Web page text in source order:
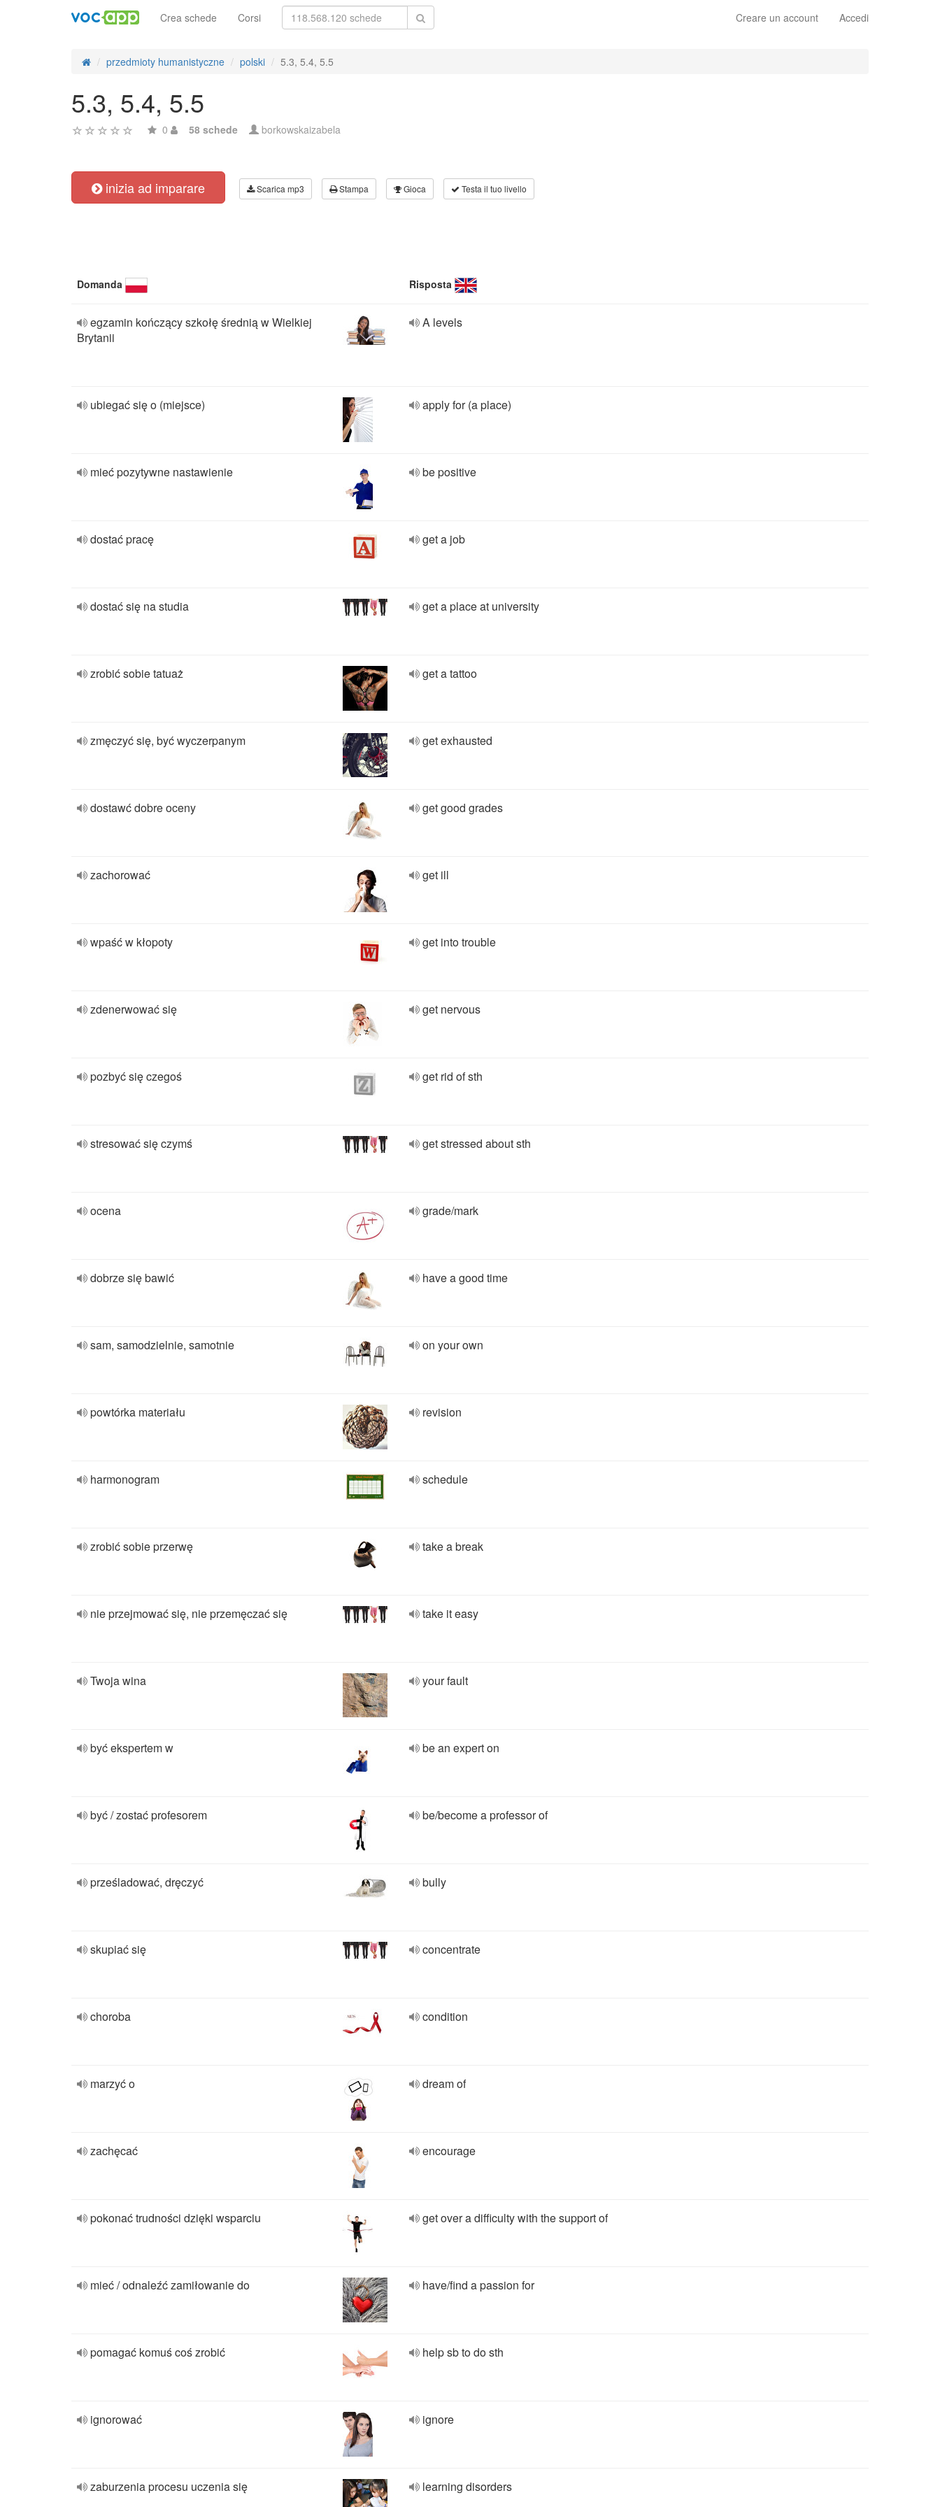
Creare un account Accedi
Crea schede Corsi
przedmioty humanistyczne polski 5.3, 5.4, 5.5
5.3, 5.4, 5.5
0 58 schede borkowskaizabela
inizia ad imparare Scarica mp3 Stampa Gioca Testa il tuo livello
Domanda Risposta
egzamin kończący szkołę średnią w Wielkiej
Brytanii
A levels
ubiegać się o (miejsce) apply for (a place)
mieć pozytywne nastawienie be positive
dostać pracę get a job
dostać się na studia get a place at university
zrobić sobie tatuaż get a tattoo
zmęczyć się, być wyczerpanym get exhausted
dostawć dobre oceny get good grades
zachorować get ill
wpaść w kłopoty get into trouble
zdenerwować się get nervous
pozbyć się czegoś get rid of sth
stresować się czymś get stressed about sth
ocena grade/mark
dobrze się bawić have a good time
sam, samodzielnie, samotnie on your own
powtórka materiału revision
harmonogram schedule
zrobić sobie przerwę take a break
nie przejmować się, nie przemęczać się take it easy
Twoja wina your fault
być ekspertem w be an expert on
być / zostać profesorem be/become a professor of
prześladować, dręczyć bully
skupiać się concentrate
choroba condition
marzyć o dream of
zachęcać encourage
pokonać trudności dzięki wsparciu get over a difficulty with the support of
mieć / odnaleźć zamiłowanie do have/find a passion for
pomagać komuś coś zrobić help sb to do sth
ignorować ignore
zaburzenia procesu uczenia się learning disorders